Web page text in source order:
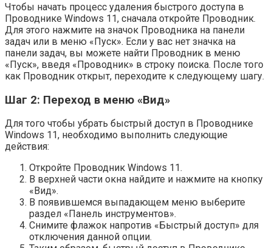
Чтобы начать процесс удаления быстрого доступа в
Проводнике Windows 11, сначала откройте Проводник.
Для этого нажмите на значок Проводника на панели
задач или в меню «Пуск». Если у вас нет значка на
панели задач, вы можете найти Проводник в меню
«Пуск», введя «Проводник» в строку поиска. После того
как Проводник открыт, переходите к следующему шагу.
Шаг 2: Переход в меню «Вид»
Для того чтобы убрать быстрый доступ в Проводнике
Windows 11, необходимо выполнить следующие
действия:
Откройте Проводник Windows 11.
В верхней части окна найдите и нажмите на кнопку
«Вид».
В появившемся выпадающем меню выберите
раздел «Панель инструментов».
Снимите флажок напротив «Быстрый доступ» для
отключения данной опции.